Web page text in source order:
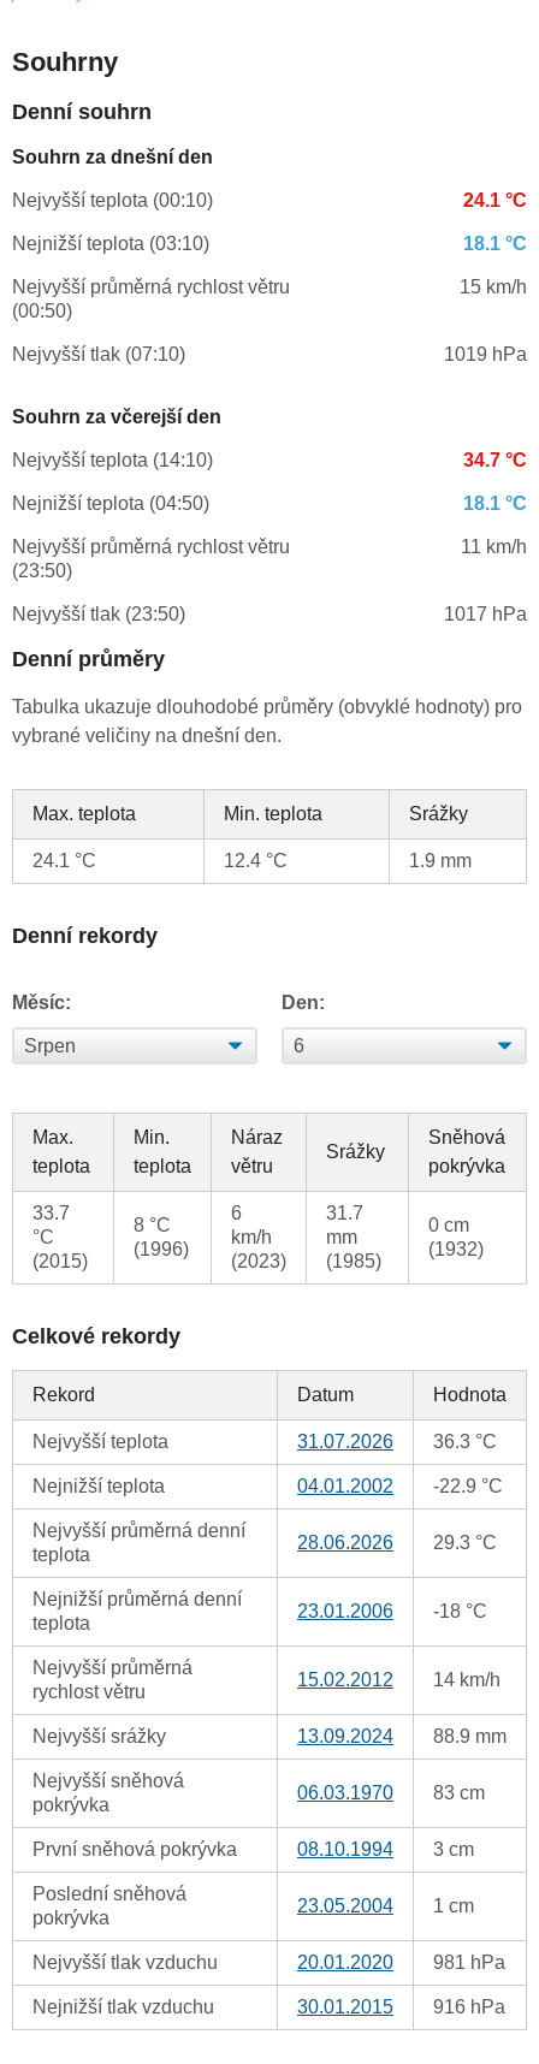
Souhrny
Denní souhrn
Souhrn za dnešní den
Nejvyšší teplota (00:10) 24.1 °C
Nejnižší teplota (03:10) 18.1 °C
Nejvyšší průměrná rychlost větru
(00:50)
15 km/h
Nejvyšší tlak (07:10) 1019 hPa
Souhrn za včerejší den
Nejvyšší teplota (14:10) 34.7 °C
Nejnižší teplota (04:50) 18.1 °C
Nejvyšší průměrná rychlost větru
(23:50)
11 km/h
Nejvyšší tlak (23:50) 1017 hPa
Denní průměry
Tabulka ukazuje dlouhodobé průměry (obvyklé hodnoty) pro
vybrané veličiny na dnešní den.
Max. teplota Min. teplota Srážky
24.1 °C 12.4 °C 1.9 mm
Denní rekordy
Měsíc: Den:
Max.
teplota
Min.
teplota
Náraz
větru
Srážky
Sněhová
pokrývka
33.7
°C
(2015)
8 °C
(1996)
6
km/h
(2023)
31.7
mm
(1985)
0 cm
(1932)
Celkové rekordy
Rekord Datum Hodnota
Nejvyšší teplota 31.07.2026 36.3 °C
Nejnižší teplota 04.01.2002 -22.9 °C
Nejvyšší průměrná denní
teplota
28.06.2026 29.3 °C
Nejnižší průměrná denní
teplota
23.01.2006 -18 °C
Nejvyšší průměrná
rychlost větru
15.02.2012 14 km/h
Nejvyšší srážky 13.09.2024 88.9 mm
Nejvyšší sněhová
pokrývka
06.03.1970 83 cm
První sněhová pokrývka 08.10.1994 3 cm
Poslední sněhová
pokrývka
23.05.2004 1 cm
Nejvyšší tlak vzduchu 20.01.2020 981 hPa
Nejnižší tlak vzduchu 30.01.2015 916 hPa